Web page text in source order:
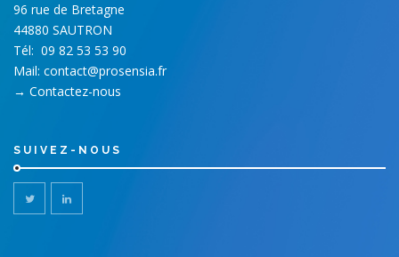
96 rue de Bretagne
44880 SAUTRON
Tél: 09 82 53 53 90
Mail: contact@prosensia.fr
→ Contactez-nous
SUIVEZ-NOUS